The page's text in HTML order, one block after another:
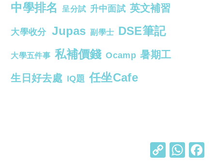
中學排名 呈分試 升中面試 英文補習
大學收分 Jupas 副學士 DSE筆記
大學五件事 私補價錢 Ocamp 暑期工
生日好去處 IQ題 任坐Cafe
C W